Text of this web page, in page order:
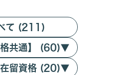
て (211)
格共通】 (60)▼
留資格 (20)▼